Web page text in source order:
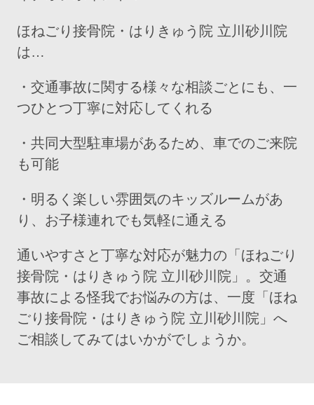
ほねごり接骨院・はりきゅう院 立川砂川院
は…
・交通事故に関する様々な相談ごとにも、一
つひとつ丁寧に対応してくれる
・共同大型駐車場があるため、車でのご来院
も可能
・明るく楽しい雰囲気のキッズルームがあ
り、お子様連れでも気軽に通える
通いやすさと丁寧な対応が魅力の「ほねごり
接骨院・はりきゅう院 立川砂川院」。交通
事故による怪我でお悩みの方は、一度「ほね
ごり接骨院・はりきゅう院 立川砂川院」へ
ご相談してみてはいかがでしょうか。